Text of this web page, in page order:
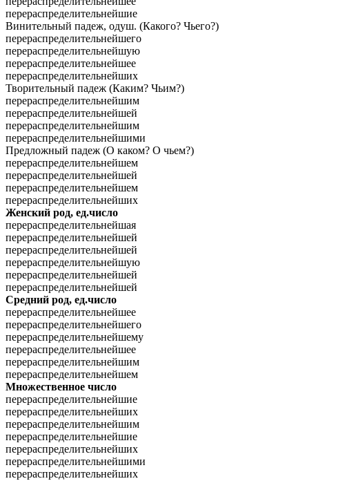
перераспределительнейшие
Винительный падеж, одуш. (Какого? Чьего?)
перераспределительнейшего
перераспределительнейшую
перераспределительнейшее
перераспределительнейших
Творительный падеж (Каким? Чьим?)
перераспределительнейшим
перераспределительнейшей
перераспределительнейшим
перераспределительнейшими
Предложный падеж (О каком? О чьем?)
перераспределительнейшем
перераспределительнейшей
перераспределительнейшем
перераспределительнейших
Женский род, ед.число
перераспределительнейшая
перераспределительнейшей
перераспределительнейшей
перераспределительнейшую
перераспределительнейшей
перераспределительнейшей
Средний род, ед.число
перераспределительнейшее
перераспределительнейшего
перераспределительнейшему
перераспределительнейшее
перераспределительнейшим
перераспределительнейшем
Множественное число
перераспределительнейшие
перераспределительнейших
перераспределительнейшим
перераспределительнейшие
перераспределительнейших
перераспределительнейшими
перераспределительнейших